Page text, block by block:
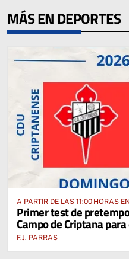
MÁS EN DEPORTES
A PARTIR DE LAS 11:00 HORAS
FUENTE” ANTE EL CUD
Primer test de
Campo de Criptana para
F.J. PARRAS